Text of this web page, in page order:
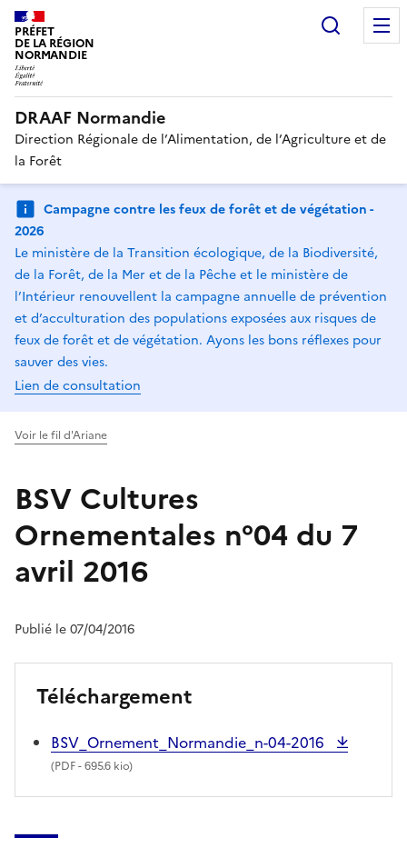
PRÉFET
DE LA RÉGION
NORMANDIE
DRAAF Normandie
Direction Régionale de l’Alimentation, de l’Agriculture et de
la Forêt
Campagne contre les feux de forêt et de végétation -
2026
Le ministère de la Transition écologique, de la Biodiversité,
de la Forêt, de la Mer et de la Pêche et le ministère de
l’Intérieur renouvellent la campagne annuelle de prévention
et d’acculturation des populations exposées aux risques de
feux de forêt et de végétation. Ayons les bons réflexes pour
sauver des vies.
Lien de consultation
Voir le fil d'Ariane
BSV Cultures
Ornementales n°04 du 7
avril 2016
Publié le 07/04/2016
Téléchargement
BSV_Ornement_Normandie_n-04-2016
(PDF- 695.6 kio)